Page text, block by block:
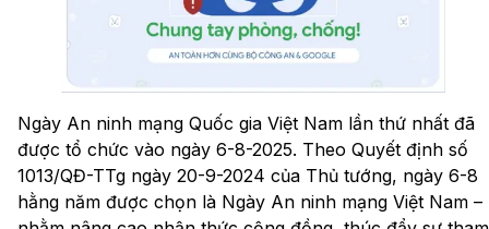
Ngày An ninh mạng Quốc gia Việt Nam lần thứ nhất đã
được tổ chức vào ngày 6-8-2025. Theo Quyết định số
1013/QĐ-TTg ngày 20-9-2024 của Thủ tướng, ngày 6-8
hằng năm được chọn là Ngày An ninh mạng Việt Nam –